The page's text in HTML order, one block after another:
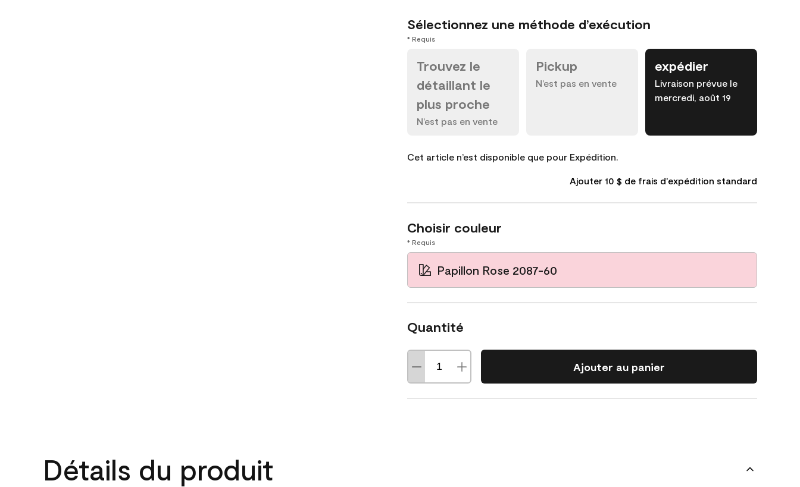
Sélectionnez une méthode d’exécution
* Requis
Trouvez le
détaillant le
plus proche
N’est pas en vente
Pickup
N’est pas en vente
expédier
Livraison prévue le
mercredi, août 19
Cet article n’est disponible que pour Expédition.
Ajouter 10 $ de frais d'expédition standard
Choisir couleur
* Requis
Papillon Rose 2087-60
Quantité
Ajouter au panier
Détails du produit